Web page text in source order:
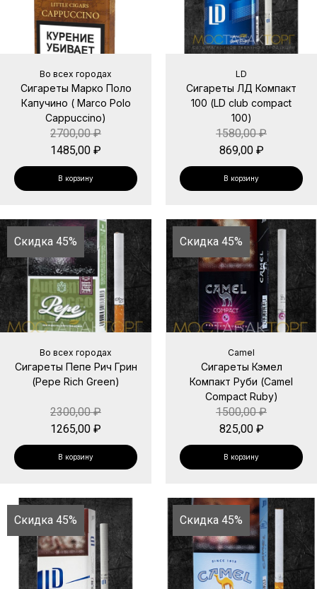
Во всех городах
Сигареты Марко Поло
Капучино ( Marco Polo
Cappuccino)
2700,00₽
1485,00 ₽
В корзину
LD
Сигареты ЛД Компакт
100 (LD club compact
100)
1580,00₽
869,00 ₽
В корзину
Скидка 45%
Во всех городах
Сигареты Пепе Рич Грин
(Pepe Rich Green)
2300,00₽
1265,00 ₽
В корзину
Скидка 45%
Camel
Сигареты Кэмел
Компакт Руби (Camel
Compact Ruby)
1500,00₽
825,00 ₽
В корзину
Скидка 45% Скидка 45%